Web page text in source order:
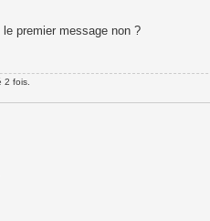
premier message non ?
2 fois.